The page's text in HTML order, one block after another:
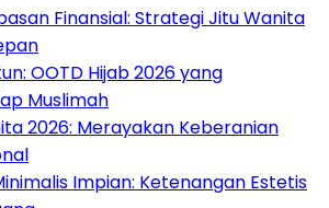
Finansial: Strategi Jitu Wanita
OOTD Hijab 2026 yang
Muslimah
2026: Merayakan Keberanian
Impian: Ketenangan Estetis